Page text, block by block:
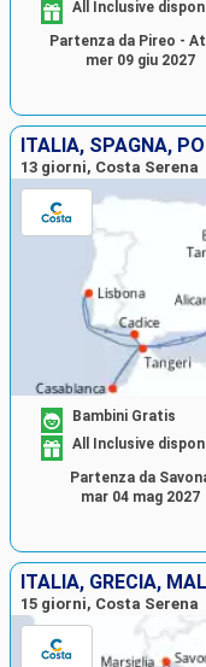
All Inclusive
Partenza da Pireo -
mer 09 giu 2027
ITALIA, SPAGNA,
13 giorni, Costa Serena
Bambini Gratis
All Inclusive
Partenza da
mar 04 mag 2027
15 giorni, Costa Serena